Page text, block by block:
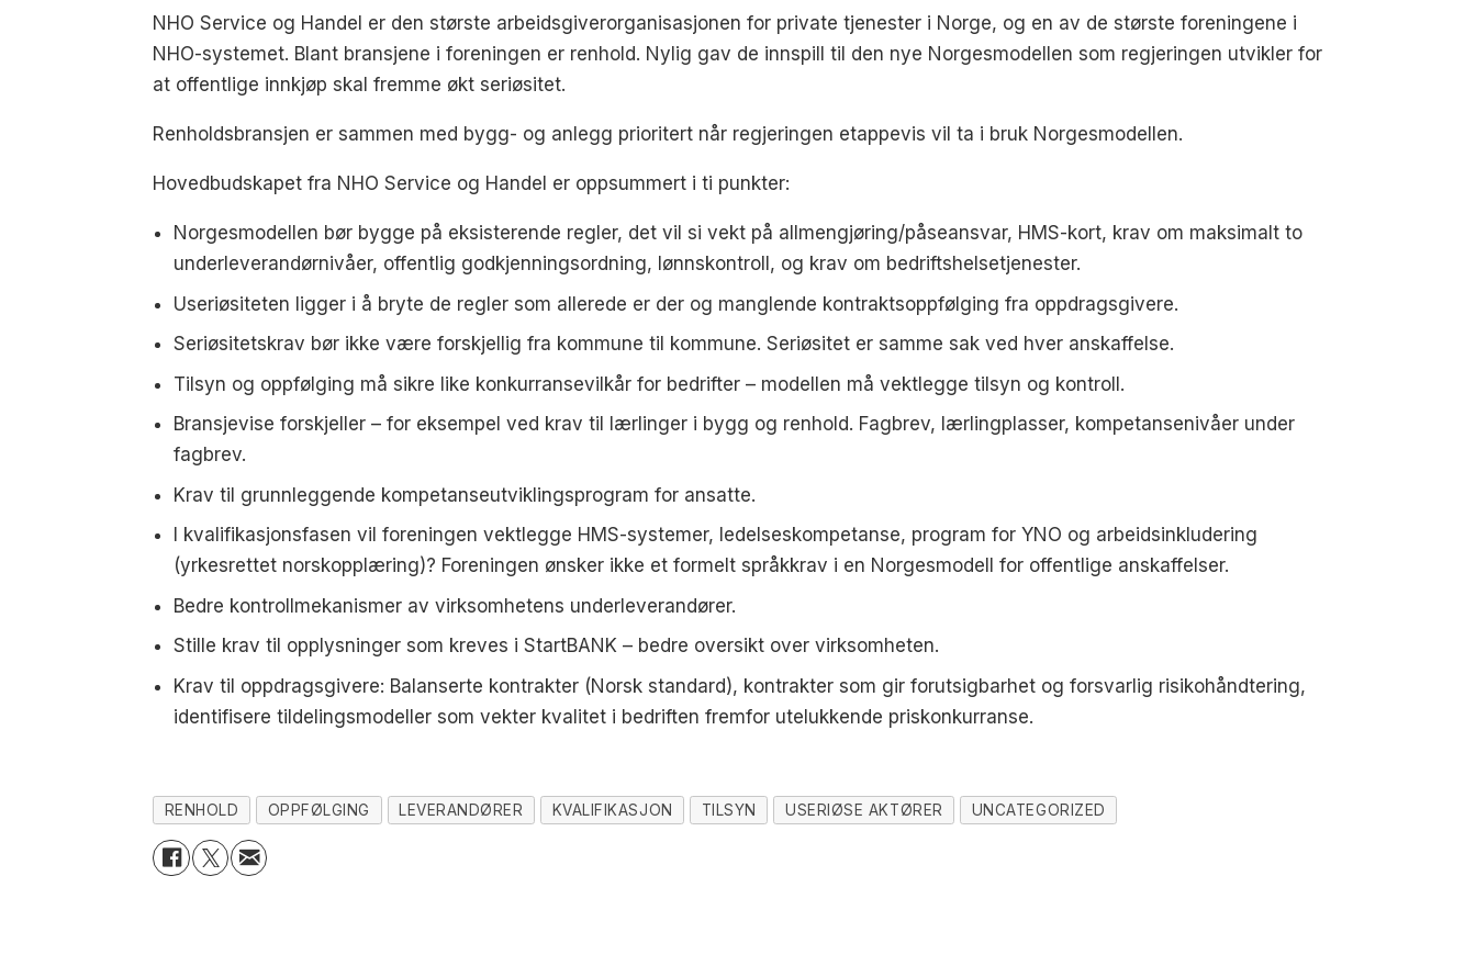
NHO Service og Handel er den største arbeidsgiverorganisasjonen for private tjenester i Norge, og en av de største foreningene i
NHO-systemet. Blant bransjene i foreningen er renhold. Nylig gav de innspill til den nye Norgesmodellen som regjeringen utvikler for
at offentlige innkjøp skal fremme økt seriøsitet.
Renholdsbransjen er sammen med bygg- og anlegg prioritert når regjeringen etappevis vil ta i bruk Norgesmodellen.
Hovedbudskapet fra NHO Service og Handel er oppsummert i ti punkter:
Norgesmodellen bør bygge på eksisterende regler, det vil si vekt på allmengjøring/påseansvar, HMS-kort, krav om maksimalt to
underleverandørnivåer, offentlig godkjenningsordning, lønnskontroll, og krav om bedriftshelsetjenester.
Useriøsiteten ligger i å bryte de regler som allerede er der og manglende kontraktsoppfølging fra oppdragsgivere.
Seriøsitetskrav bør ikke være forskjellig fra kommune til kommune. Seriøsitet er samme sak ved hver anskaffelse.
Tilsyn og oppfølging må sikre like konkurransevilkår for bedrifter – modellen må vektlegge tilsyn og kontroll.
Bransjevise forskjeller – for eksempel ved krav til lærlinger i bygg og renhold. Fagbrev, lærlingplasser, kompetansenivåer under
fagbrev.
Krav til grunnleggende kompetanseutviklingsprogram for ansatte.
I kvalifikasjonsfasen vil foreningen vektlegge HMS-systemer, ledelseskompetanse, program for YNO og arbeidsinkludering
(yrkesrettet norskopplæring)? Foreningen ønsker ikke et formelt språkkrav i en Norgesmodell for offentlige anskaffelser.
Bedre kontrollmekanismer av virksomhetens underleverandører.
Stille krav til opplysninger som kreves i StartBANK – bedre oversikt over virksomheten.
Krav til oppdragsgivere: Balanserte kontrakter (Norsk standard), kontrakter som gir forutsigbarhet og forsvarlig risikohåndtering,
identifisere tildelingsmodeller som vekter kvalitet i bedriften fremfor utelukkende priskonkurranse.
RENHOLD OPPFØLGING LEVERANDØRER KVALIFIKASJON TILSYN USERIØSE AKTØRER UNCATEGORIZED